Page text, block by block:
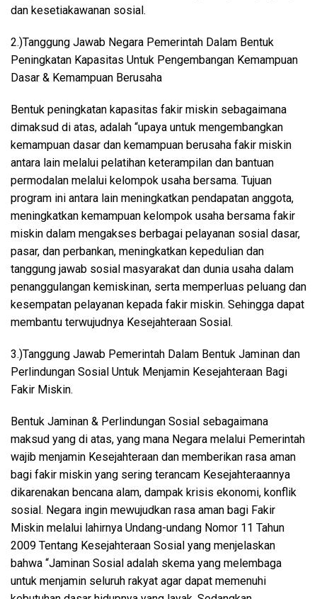
dan kesetiakawanan sosial.
2.)Tanggung Jawab Negara Pemerintah Dalam Bentuk
Peningkatan Kapasitas Untuk Pengembangan Kemampuan
Dasar & Kemampuan Berusaha
Bentuk peningkatan kapasitas fakir miskin sebagaimana
dimaksud di atas, adalah “upaya untuk mengembangkan
kemampuan dasar dan kemampuan berusaha fakir miskin
antara lain melalui pelatihan keterampilan dan bantuan
permodalan melalui kelompok usaha bersama. Tujuan
program ini antara lain meningkatkan pendapatan anggota,
meningkatkan kemampuan kelompok usaha bersama fakir
miskin dalam mengakses berbagai pelayanan sosial dasar,
pasar, dan perbankan, meningkatkan kepedulian dan
tanggung jawab sosial masyarakat dan dunia usaha dalam
penanggulangan kemiskinan, serta memperluas peluang dan
kesempatan pelayanan kepada fakir miskin. Sehingga dapat
membantu terwujudnya Kesejahteraan Sosial.
3.)Tanggung Jawab Pemerintah Dalam Bentuk Jaminan dan
Perlindungan Sosial Untuk Menjamin Kesejahteraan Bagi
Fakir Miskin.
Bentuk Jaminan & Perlindungan Sosial sebagaimana
maksud yang di atas, yang mana Negara melalui Pemerintah
wajib menjamin Kesejahteraan dan memberikan rasa aman
bagi fakir miskin yang sering terancam Kesejahteraannya
dikarenakan bencana alam, dampak krisis ekonomi, konflik
sosial. Negara ingin mewujudkan rasa aman bagi Fakir
Miskin melalui lahirnya Undang-undang Nomor 11 Tahun
2009 Tentang Kesejahteraan Sosial yang menjelaskan
bahwa “Jaminan Sosial adalah skema yang melembaga
untuk menjamin seluruh rakyat agar dapat memenuhi